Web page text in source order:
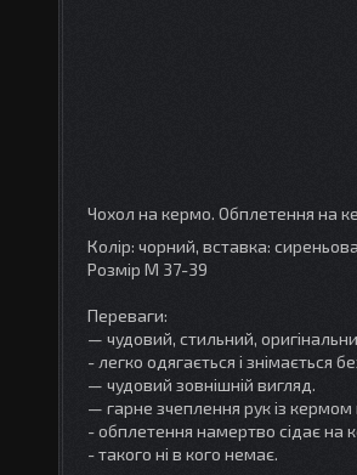
Чохол на кермо. Обплетення на
Колір: чорний, вставка: сиреньова
Розмір М 37-39
Переваги:
— чудовий, стильний,
- легко одягається і знімається
— чудовий зовнішній вигляд.
— гарне зчеплення рук із кермом
- обплетення намертво сідає на
- такого ні в кого немає.